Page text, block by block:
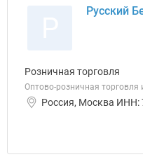
Русский
Розничная торговля
Оптово-розничная
Россия, Москва ИНН: